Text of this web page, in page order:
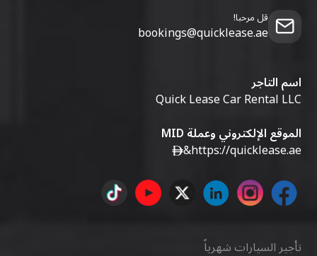
قل مرحبا!
bookings@quicklease.ae
اسم التاجر
Quick Lease Car Rental LLC
الموقع الإلكتروني وعملة MID
https://quicklease.ae
&
تأجير السيارات شهرياً